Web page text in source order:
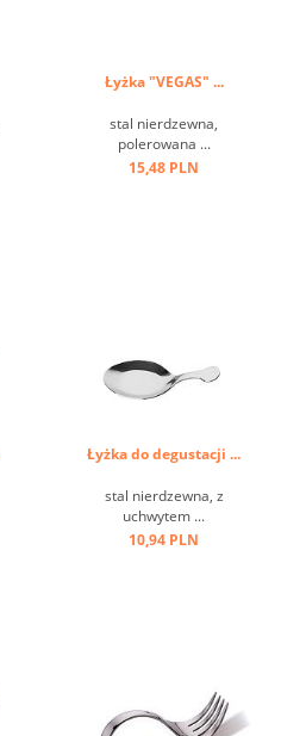
Łyżka "VEGAS" ...
stal nierdzewna,
polerowana ...
15,48 PLN
Łyżka do degustacji ...
stal nierdzewna, z
uchwytem ...
10,94 PLN